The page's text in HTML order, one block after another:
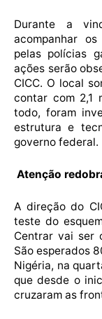
Durante a
acompanhar
pelas polícias
ações serão
CICC. O local
contar com 2,1
todo, foram
estrutura e
governo federal.
Atenção
A direção do
teste do
Centrar vai ser
São esperados
Nigéria, na
que desde o
cruzaram as